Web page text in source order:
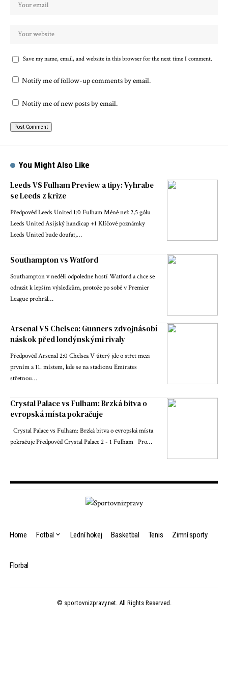
Save my name, email, and website in this browser for the next time I comment.
Notify me of follow-up comments by email.
Notify me of new posts by email.
You Might Also Like
Leeds VS Fulham Preview a tipy: Vyhrabe
se Leeds z krize
Předpověď Leeds United 1:0 Fulham Méně než 2,5 gólu
Leeds United Asijský handicap +1 Klíčové poznámky
Leeds United bude doufat,…
Southampton vs Watford
Southampton v neděli odpoledne hostí Watford a chce se
odrazit k lepším výsledkům, protože po sobě v Premier
League prohrál…
Arsenal VS Chelsea: Gunners zdvojnásobí
náskok před londýnskými rivaly
Předpověď Arsenal 2:0 Chelsea V úterý jde o střet mezi
prvním a 11. místem, kde se na stadionu Emirates
střetnou…
Crystal Palace vs Fulham: Brzká bitva o
evropská místa pokračuje
Crystal Palace vs Fulham: Brzká bitva o evropská místa
pokračuje Předpověď Crystal Palace 2 - 1 Fulham Pro…
Home Fotbal Lední hokej Basketbal Tenis Zimní sporty
Florbal
© sportovnizpravy.net. All Rights Reserved.